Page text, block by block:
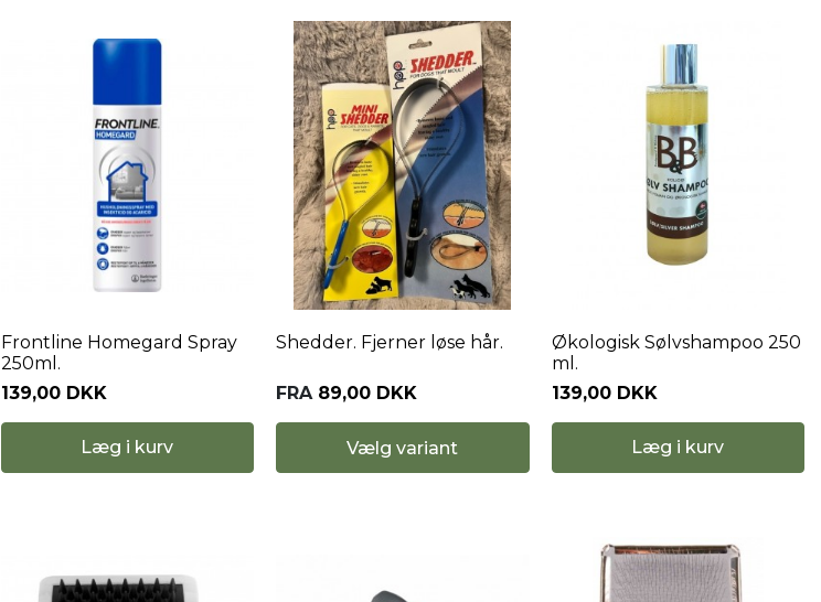
Frontline Homegard Spray
250ml.
139,00 DKK
Læg i kurv
Shedder. Fjerner løse hår.
FRA 89,00 DKK
Vælg variant
Økologisk Sølvshampoo 250
ml.
139,00 DKK
Læg i kurv